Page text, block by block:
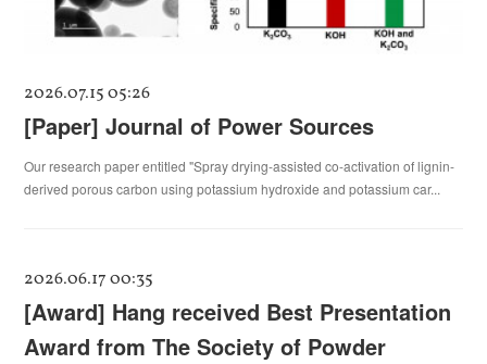
2026.07.15 05:26
[Paper] Journal of Power Sources
Our research paper entitled "Spray drying-assisted co-activation of lignin-
derived porous carbon using potassium hydroxide and potassium car...
2026.06.17 00:35
[Award] Hang received Best Presentation
Award from The Society of Powder